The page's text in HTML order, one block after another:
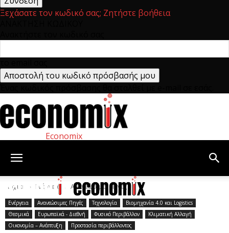
Ξεχάσατε τον κωδικό σας; Ζητήστε βοήθεια
Economix
Αρχική Ενέργεια Ανανεώσιμες Πηγές
Ενέργεια Ανανεώσιμες Πηγές Τεχνολογία
Βιομηχανία 4.0 και Logistics
Θεσμικά
Ευρωπαϊκά - Διεθνή Φυσικό Περιβάλλον
Κλιματική Αλλαγή
Οικονομία – Ανάπτυξη
Προστασία περιβάλλοντος